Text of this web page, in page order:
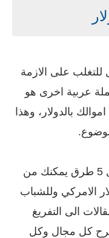
للتغلب على الازمة
عربية اخرى هو
بالدولار، وهذا
سنتعرف بشكل مفصل على افضل 5 طرق يمكنك من
الامركي وللشباب
الى التفريغ
كل مجال وكل